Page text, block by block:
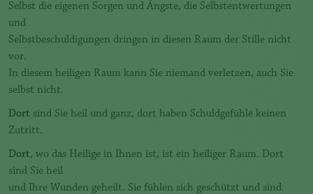
Selbst die eigenen Sorgen und Ängste, die Selbstentwertungen
und
Selbstbeschuldigungen dringen in diesen Raum der Stille nicht
vor.
In diesem heiligen Raum kann Sie niemand verletzen, auch Sie
selbst nicht.
Dort sind Sie heil und ganz, dort haben Schuldgefühle keinen
Zutritt.
Dort, wo das Heilige in Ihnen ist, ist ein heiliger Raum. Dort
sind Sie heil
und Ihre Wunden geheilt. Sie fühlen sich geschützt und sind